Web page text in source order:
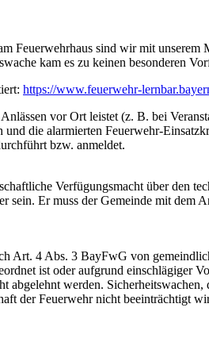
Feuerwehrhaus sind wir mit
kam es zu keinen besonderen
https://www.feuerwehr-
vor Ort leistet (z. B. bei
die alarmierten Feuerwehr-
bzw. anmeldet.
Verfügungsmacht über den
Er muss der Gemeinde mit dem
Art. 4 Abs. 3 BayFwG von
ist oder aufgrund
werden.
der Feuerwehr nicht beeinträchtigt